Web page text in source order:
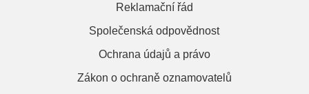
Reklamační řád
Společenská odpovědnost
Ochrana údajů a právo
Zákon o ochraně oznamovatelů